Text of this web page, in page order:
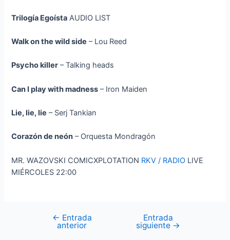
Trilogía Egoísta AUDIO LIST
Walk on the wild side – Lou Reed
Psycho killer – Talking heads
Can I play with madness – Iron Maiden
Lie, lie, lie – Serj Tankian
Corazón de neón – Orquesta Mondragón
MR. WAZOVSKI COMICXPLOTATION RKV / RADIO LIVE
MIÉRCOLES 22:00
Navegación
← Entrada
anterior
Entrada
siguiente →